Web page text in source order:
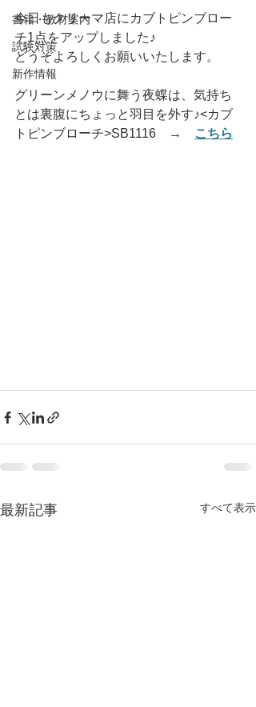
書籍・教材案内
試験対策
新作情報
今日もクリーマ店にカブトピンブロー
チ1点をアップしました♪
どうぞよろしくお願いいたします。
グリーンメノウに舞う夜蝶は、気持ち
とは裏腹にちょっと羽目を外す♪<カブ
トピンブローチ>SB1116　→
こちら
最新記事 すべて表示